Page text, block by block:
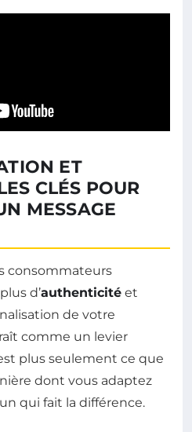
ET
CLÉS POUR
MESSAGE
consommateurs
d’authenticité et
de votre
comme un levier
plus seulement ce que
dont vous adaptez
qui fait la différence.